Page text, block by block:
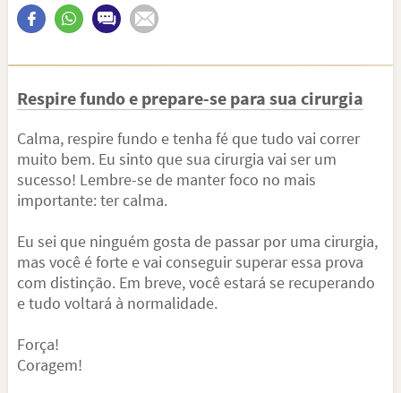
Respire fundo e prepare-se para sua cirurgia
Calma, respire fundo e tenha fé que tudo vai correr
muito bem. Eu sinto que sua cirurgia vai ser um
sucesso! Lembre-se de manter foco no mais
importante: ter calma.
Eu sei que ninguém gosta de passar por uma cirurgia,
mas você é forte e vai conseguir superar essa prova
com distinção. Em breve, você estará se recuperando
e tudo voltará à normalidade.
Força!
Coragem!